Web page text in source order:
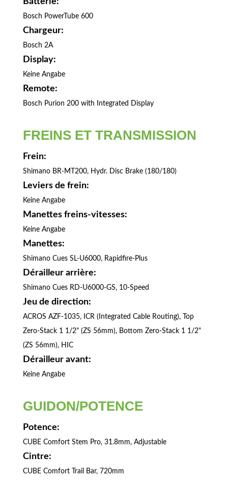
Bosch PowerTube 600
Chargeur:
Bosch 2A
Display:
Keine Angabe
Remote:
Bosch Purion 200 with Integrated Display
FREINS ET TRANSMISSION
Frein:
Shimano BR-MT200, Hydr. Disc Brake (180/180)
Leviers de frein:
Keine Angabe
Manettes freins-vitesses:
Keine Angabe
Manettes:
Shimano Cues SL-U6000, Rapidfire-Plus
Dérailleur arrière:
Shimano Cues RD-U6000-GS, 10-Speed
Jeu de direction:
ACROS AZF-1035, ICR (Integrated Cable Routing), Top
Zero-Stack 1 1/2" (ZS 56mm), Bottom Zero-Stack 1 1/2"
(ZS 56mm), HIC
Dérailleur avant:
Keine Angabe
GUIDON/POTENCE
Potence:
CUBE Comfort Stem Pro, 31.8mm, Adjustable
Cintre:
CUBE Comfort Trail Bar, 720mm